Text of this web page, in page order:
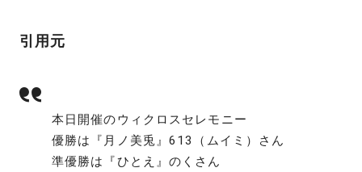
引用元
本日開催のウィクロスセレモニー
優勝は『月ノ美兎』613（ムイミ）さん
準優勝は『ひとえ』のくさん